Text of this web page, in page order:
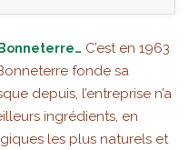
C’est en 1963
fonde sa
depuis, l’entreprise n’a
ingrédients, en
les plus naturels et